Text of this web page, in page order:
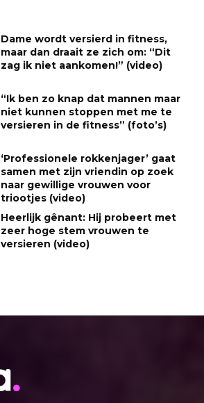
Dame wordt versierd in fitness,
maar dan draait ze zich om: “Dit
zag ik niet aankomen!” (video)
“Ik ben zo knap dat mannen maar
niet kunnen stoppen met me te
versieren in de fitness” (foto’s)
‘Professionele rokkenjager’ gaat
samen met zijn vriendin op zoek
naar gewillige vrouwen voor
triootjes (video)
Heerlijk gênant: Hij probeert met
zeer hoge stem vrouwen te
versieren (video)